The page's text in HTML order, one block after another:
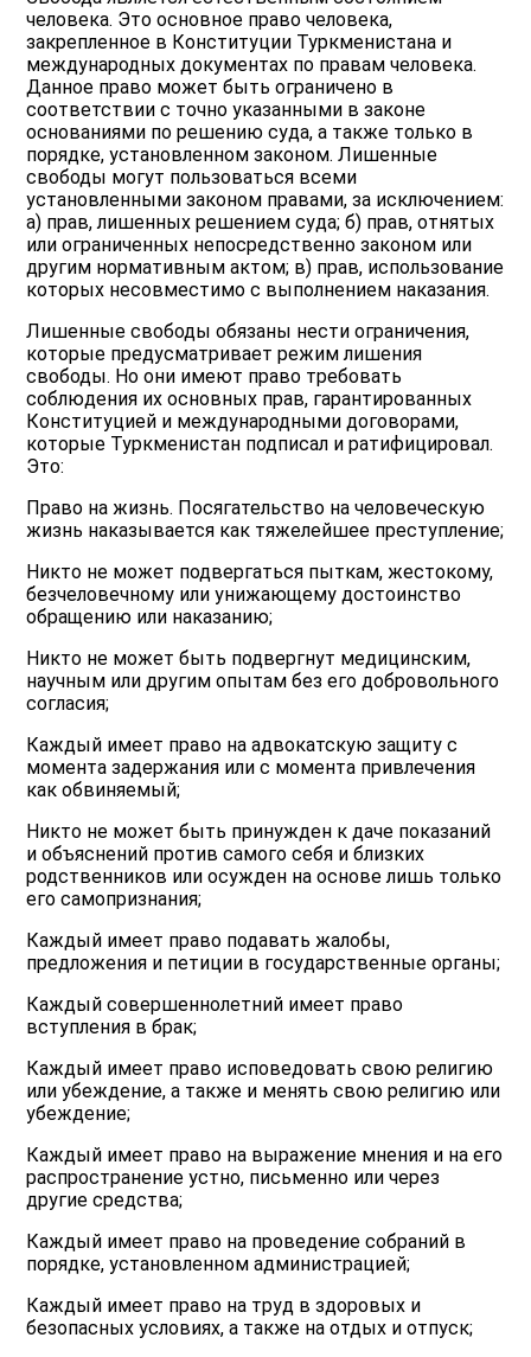
человека. Это основное право человека,
закрепленное в Конституции Туркменистана и
международных документах по правам человека.
Данное право может быть ограничено в
соответствии с точно указанными в законе
основаниями по решению суда, а также только в
порядке, установленном законом. Лишенные
свободы могут пользоваться всеми
установленными законом правами, за исключением:
а) прав, лишенных решением суда; б) прав, отнятых
или ограниченных непосредственно законом или
другим нормативным актом; в) прав, использование
которых несовместимо с выполнением наказания.
Лишенные свободы обязаны нести ограничения,
которые предусматривает режим лишения
свободы. Но они имеют право требовать
соблюдения их основных прав, гарантированных
Конституцией и международными договорами,
которые Туркменистан подписал и ратифицировал.
Это:
Право на жизнь. Посягательство на человеческую
жизнь наказывается как тяжелейшее преступление;
Никто не может подвергаться пыткам, жестокому,
безчеловечному или унижающему достоинство
обращению или наказанию;
Никто не может быть подвергнут медицинским,
научным или другим опытам без его добровольного
согласия;
Каждый имеет право на адвокатскую защиту с
момента задержания или с момента привлечения
как обвиняемый;
Никто не может быть принужден к даче показаний
и объяснений против самого себя и близких
родственников или осужден на основе лишь только
его самопризнания;
Каждый имеет право подавать жалобы,
предложения и петиции в государственные органы;
Каждый совершеннолетний имеет право
вступления в брак;
Каждый имеет право исповедовать свою религию
или убеждение, а также и менять свою религию или
убеждение;
Каждый имеет право на выражение мнения и на его
распространение устно, письменно или через
другие средства;
Каждый имеет право на проведение собраний в
порядке, установленном администрацией;
Каждый имеет право на труд в здоровых и
безопасных условиях, а также на отдых и отпуск;